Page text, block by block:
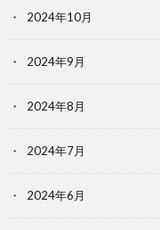
2024年10月
2024年9月
2024年8月
2024年7月
2024年6月